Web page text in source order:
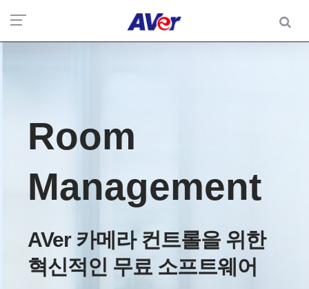
Room
Management
AVer 카메라 컨트롤을 위한
혁신적인 무료 소프트웨어